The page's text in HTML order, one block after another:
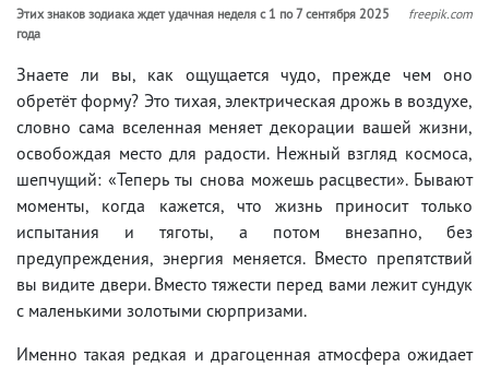
Этих знаков зодиака ждет удачная неделя с 1 по 7 сентября 2025
года
freepik.com
Знаете ли вы, как ощущается чудо, прежде чем оно
обретёт форму? Это тихая, электрическая дрожь в воздухе,
словно сама вселенная меняет декорации вашей жизни,
освобождая место для радости. Нежный взгляд космоса,
шепчущий: «Теперь ты снова можешь расцвести». Бывают
моменты, когда кажется, что жизнь приносит только
испытания и тяготы, а потом внезапно, без
предупреждения, энергия меняется. Вместо препятствий
вы видите двери. Вместо тяжести перед вами лежит сундук
с маленькими золотыми сюрпризами.
Именно такая редкая и драгоценная атмосфера ожидает